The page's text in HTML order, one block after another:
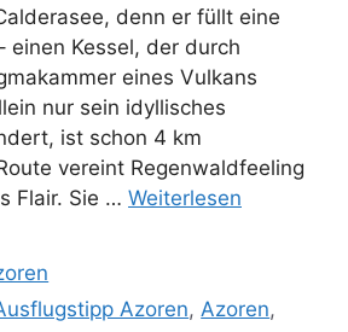
denn er füllt eine
einen Kessel, der durch
eines Vulkans
nur sein idyllisches
ist schon 4 km
vereint Regenwaldfeeling
Flair. Sie … Weiterlesen
Azoren,Azoren,